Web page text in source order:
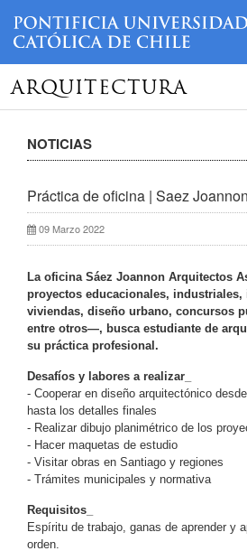
ARQUITECTURA
NOTICIAS
Práctica de oficina | Saez Joannon
09 Marzo 2022
La oficina Sáez Joannon Arquitectos
proyectos educacionales,
viviendas, diseño urbano, concursos
entre otros—, busca estudiante de
su práctica profesional.
Desafíos y labores a realizar_
- Cooperar en diseño arquitectónico
hasta los detalles finales
- Realizar dibujo planimétrico de los
- Hacer maquetas de estudio
- Visitar obras en Santiago y regiones
- Trámites municipales y normativa
Requisitos_
Espíritu de trabajo, ganas de aprender y
orden.